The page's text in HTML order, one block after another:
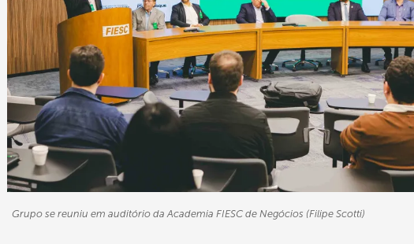
Grupo se reuniu em auditório da Academia FIESC de Negócios (Filipe Scotti)